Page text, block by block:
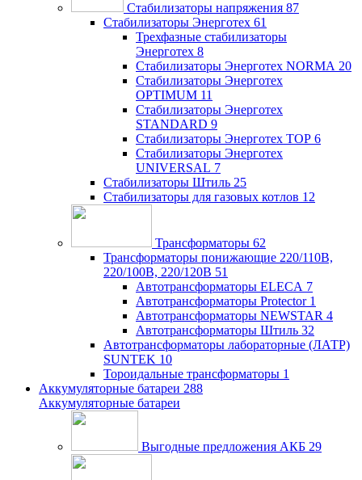
Стабилизаторы напряжения 87
Стабилизаторы Энерготех 61
Трехфазные стабилизаторы
Энерготех 8
Стабилизаторы Энерготех NORMA 20
Стабилизаторы Энерготех
OPTIMUM 11
Стабилизаторы Энерготех
STANDARD 9
Стабилизаторы Энерготех TOP 6
Стабилизаторы Энерготех
UNIVERSAL 7
Стабилизаторы Штиль 25
Стабилизаторы для газовых котлов 12
Трансформаторы 62
Трансформаторы понижающие 220/110В,
220/100В, 220/120В 51
Автотрансформаторы ELECA 7
Автотрансформаторы Protector 1
Автотрансформаторы NEWSTAR 4
Автотрансформаторы Штиль 32
Автотрансформаторы лабораторные (ЛАТР)
SUNTEK 10
Тороидальные трансформаторы 1
Аккумуляторные батареи 288
Аккумуляторные батареи
Выгодные предложения АКБ 29